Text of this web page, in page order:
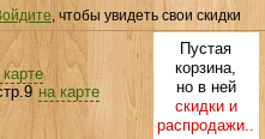
, чтобы увидеть свои скидки
Пустая
корзина,
но в ней
скидки и
распродажи..
на карте